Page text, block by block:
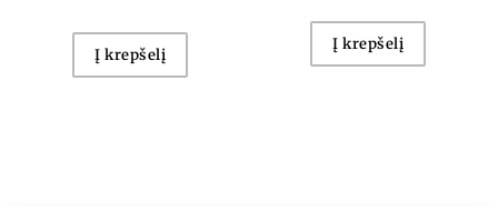
Į krepšelį
Į krepšelį